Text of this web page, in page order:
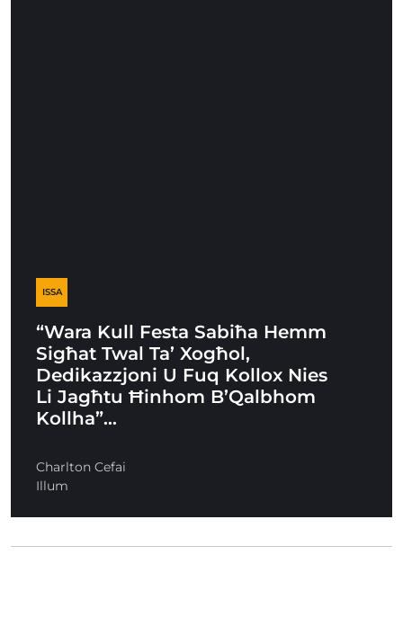
ISSA
“Wara Kull Festa Sabiħa Hemm
Sigħat Twal Ta’ Xogħol,
Dedikazzjoni U Fuq Kollox Nies
Li Jagħtu Ħinhom B’Qalbhom
Kollha”…
Charlton Cefai
Illum